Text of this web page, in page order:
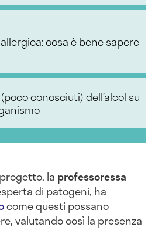
cosa è bene sapere
conosciuti) dell’alcol su
la professoressa
di patogeni, ha
come questi possano
valutando così la presenza